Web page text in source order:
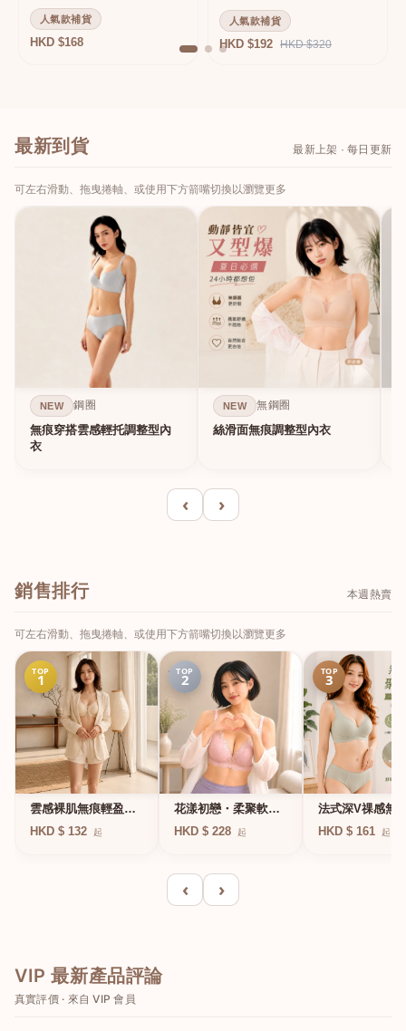
人氣款補貨
HKD $168
人氣款補貨
HKD $192 HKD $320
最新到貨 最新上架 · 每日更新
可左右滑動、拖曳捲軸、或使用下方箭嘴切換以瀏覽更多
NEW 鋼圈
無痕穿搭雲感輕托調整型內
衣
NEW 無鋼圈
絲滑面無痕調整型內衣
‹ ›
銷售排行 本週熱賣
可左右滑動、拖曳捲軸、或使用下方箭嘴切換以瀏覽更多
TOP
1
雲感裸肌無痕輕盈無
鋼圈內衣
HKD $ 132 起
TOP
2
花漾初戀・柔聚軟鋼
圈蕾絲內衣
HKD $ 228 起
TOP
3
法式深V祼感無
凍軟支撐條無鋼
HKD $ 161 起
‹ ›
VIP 最新產品評論
真實評價 · 來自 VIP 會員